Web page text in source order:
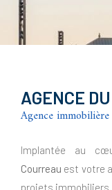
AGENCE
Agence
Implantée au
Courreau est votre
projets